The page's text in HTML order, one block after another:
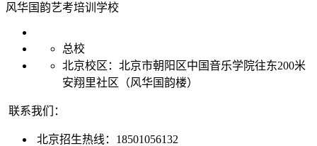
风华国韵艺考培训学校
总校
北京校区：北京市朝阳区中国音乐学院往东200米
安翔里社区（风华国韵楼）
联系我们：
北京招生热线：18501056132